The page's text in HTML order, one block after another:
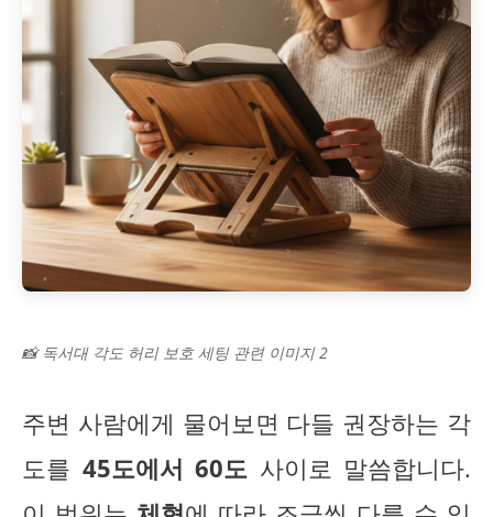
📸 독서대 각도 허리 보호 세팅 관련 이미지 2
주변 사람에게 물어보면 다들 권장하는 각
도를 45도에서 60도 사이로 말씀합니다.